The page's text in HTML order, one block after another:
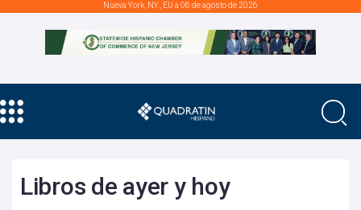
Nueva York, NY., EU a 06 de agosto de 2026
Libros de ayer y hoy